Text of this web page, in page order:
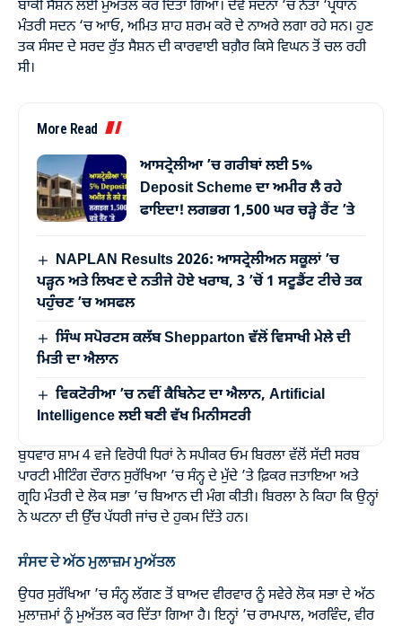
ਬਾਕੀ ਸੈਸ਼ਨ ਲਈ ਮੁਅੱਤਲ ਕਰ ਦਿੱਤਾ ਗਿਆ। ਦੋਵੇਂ ਸਦਨਾਂ ‘ਚ ਨੇਤਾ ‘ਪ੍ਰਧਾਨ
ਮੰਤਰੀ ਸਦਨ ‘ਚ ਆਓ, ਅਮਿਤ ਸ਼ਾਹ ਸ਼ਰਮ ਕਰੋ ਦੇ ਨਾਅਰੇ ਲਗਾ ਰਹੇ ਸਨ। ਹੁਣ
ਤਕ ਸੰਸਦ ਦੇ ਸਰਦ ਰੁੱਤ ਸੈਸ਼ਨ ਦੀ ਕਾਰਵਾਈ ਬਗ਼ੈਰ ਕਿਸੇ ਵਿਘਨ ਤੋਂ ਚਲ ਰਹੀ
ਸੀ।
More Read
ਆਸਟ੍ਰੇਲੀਆ ’ਚ ਗਰੀਬਾਂ ਲਈ 5%
Deposit Scheme ਦਾ ਅਮੀਰ ਲੈ ਰਹੇ
ਫਾਇਦਾ! ਲਗਭਗ 1,500 ਘਰ ਚੜ੍ਹੇ ਰੈਂਟ ’ਤੇ
NAPLAN Results 2026: ਆਸਟ੍ਰੇਲੀਅਨ ਸਕੂਲਾਂ ’ਚ
ਪੜ੍ਹਨ ਅਤੇ ਲਿਖਣ ਦੇ ਨਤੀਜੇ ਹੋਏ ਖਰਾਬ, 3 ’ਚੋਂ 1 ਸਟੂਡੈਂਟ ਟੀਚੇ ਤਕ
ਪਹੁੰਚਣ ’ਚ ਅਸਫਲ
ਸਿੰਘ ਸਪੋਰਟਸ ਕਲੱਬ Shepparton ਵੱਲੋਂ ਵਿਸਾਖੀ ਮੇਲੇ ਦੀ
ਮਿਤੀ ਦਾ ਐਲਾਨ
ਵਿਕਟੋਰੀਆ ’ਚ ਨਵੀਂ ਕੈਬਿਨੇਟ ਦਾ ਐਲਾਨ, Artificial
Intelligence ਲਈ ਬਣੀ ਵੱਖ ਮਿਨੀਸਟਰੀ
ਬੁਧਵਾਰ ਸ਼ਾਮ 4 ਵਜੇ ਵਿਰੋਧੀ ਧਿਰਾਂ ਨੇ ਸਪੀਕਰ ਓਮ ਬਿਰਲਾ ਵੱਲੋਂ ਸੱਦੀ ਸਰਬ
ਪਾਰਟੀ ਮੀਟਿੰਗ ਦੌਰਾਨ ਸੁਰੱਖਿਆ ’ਚ ਸੰਨ੍ਹ ਦੇ ਮੁੱਦੇ ’ਤੇ ਫ਼ਿਕਰ ਜਤਾਇਆ ਅਤੇ
ਗ੍ਰਹਿ ਮੰਤਰੀ ਦੇ ਲੋਕ ਸਭਾ ’ਚ ਬਿਆਨ ਦੀ ਮੰਗ ਕੀਤੀ। ਬਿਰਲਾ ਨੇ ਕਿਹਾ ਕਿ ਉਨ੍ਹਾਂ
ਨੇ ਘਟਨਾ ਦੀ ਉੱਚ ਪੱਧਰੀ ਜਾਂਚ ਦੇ ਹੁਕਮ ਦਿੱਤੇ ਹਨ।
ਸੰਸਦ ਦੇ ਅੱਠ ਮੁਲਾਜ਼ਮ ਮੁਅੱਤਲ
ਉਧਰ ਸੁਰੱਖਿਆ ’ਚ ਸੰਨ੍ਹ ਲੱਗਣ ਤੋਂ ਬਾਅਦ ਵੀਰਵਾਰ ਨੂੰ ਸਵੇਰੇ ਲੋਕ ਸਭਾ ਦੇ ਅੱਠ
ਮੁਲਾਜ਼ਮਾਂ ਨੂੰ ਮੁਅੱਤਲ ਕਰ ਦਿੱਤਾ ਗਿਆ ਹੈ। ਇਨ੍ਹਾਂ ’ਚ ਰਾਮਪਾਲ, ਅਰਵਿੰਦ, ਵੀਰ